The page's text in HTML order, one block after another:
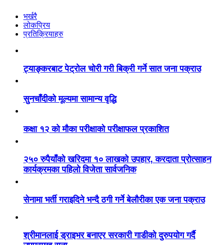
भर्खरै
लोकप्रिय
प्रतिक्रियाहरु
ट्याङ्करबाट पेट्रोल चोरी गरी बिक्री गर्ने सात जना पक्राउ
सुनचाँदीको मूल्यमा सामान्य वृद्धि
कक्षा १२ को मौका परीक्षाको परीक्षाफल प्रकाशित
२५० रुपैयाँको खरिदमा १० लाखको उपहार, करदाता प्रोत्साहन
कार्यक्रमका पहिलो विजेता सार्वजनिक
सेनामा भर्ती गराइदिने भन्दै ठगी गर्ने बेलौरीका एक जना पक्राउ
श्रीमानलाई ड्राइभर बनाएर सरकारी गाडीको दुरुपयोग गर्दै